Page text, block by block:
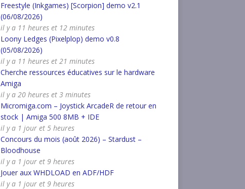
Freestyle (Inkgames) [Scorpion] demo v2.1
(06/08/2026)
il y a 11 heures et 12 minutes
Loony Ledges (Pixelplop) demo v0.8
(05/08/2026)
il y a 11 heures et 21 minutes
Cherche ressources éducatives sur le hardware
Amiga
il y a 20 heures et 3 minutes
Micromiga.com – Joystick ArcadeR de retour en
stock | Amiga 500 8MB + IDE
il y a 1 jour et 5 heures
Concours du mois (août 2026) – Stardust –
Bloodhouse
il y a 1 jour et 9 heures
Jouer aux WHDLOAD en ADF/HDF
il y a 1 jour et 9 heures